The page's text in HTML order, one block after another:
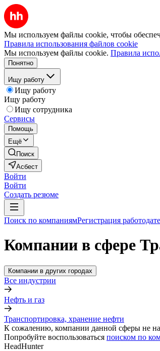
Мы используем файлы cookie, чтобы
Правила использования файлов cookie
Мы используем файлы cookie. Правила
Понятно
Ищу работу
Ищу работу
Ищу работу
Ищу сотрудника
Сервисы
Помощь
Ещё
Поиск
Асбест
Войти
Войти
Создать резюме
Поиск по компаниямРегистрация
Компании в сфере
Компании в других городах
Все индустрии
Нефть и газ
Транспортировка, хранение нефти
К сожалению, компании данной сферы не
Попробуйте воспользоваться поиском по
HeadHunter